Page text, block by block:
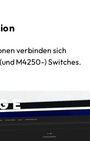
verbinden sich
M4250-) Switches.